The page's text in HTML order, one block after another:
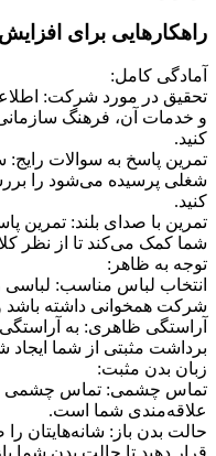
راهکارهایی برای
آمادگی کامل:
تحقیق در مورد شرکت:
و خدمات آن، فرهنگ
کنید.
تمرین پاسخ به سوالات
شغلی پرسیده می‌شود را
کنید.
تمرین با صدای بلند: تمرین
شما کمک می‌کند تا از نظر
توجه به ظاهر:
انتخاب لباس مناسب: لباسی
شرکت همخوانی داشته باشد
آراستگی ظاهری: به
برداشت مثبتی از شما ایجاد
زبان بدن مثبت:
تماس چشمی: تماس چشمی
علاقه‌مندی شما است.
حالت بدن باز: شانه‌هایتان